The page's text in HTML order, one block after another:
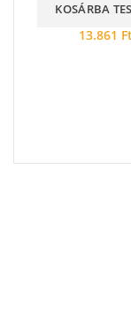
13.861
KOSÁRBA